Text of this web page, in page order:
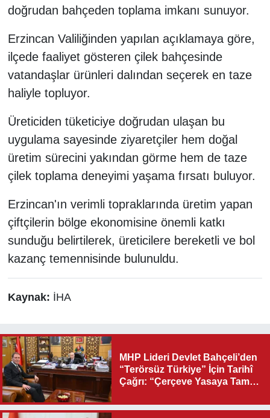
doğrudan bahçeden toplama imkanı sunuyor.
Erzincan Valiliğinden yapılan açıklamaya göre,
ilçede faaliyet gösteren çilek bahçesinde
vatandaşlar ürünleri dalından seçerek en taze
haliyle topluyor.
Üreticiden tüketiciye doğrudan ulaşan bu
uygulama sayesinde ziyaretçiler hem doğal
üretim sürecini yakından görme hem de taze
çilek toplama deneyimi yaşama fırsatı buluyor.
Erzincan'ın verimli topraklarında üretim yapan
çiftçilerin bölge ekonomisine önemli katkı
sunduğu belirtilerek, üreticilere bereketli ve bol
kazanç temennisinde bulunuldu.
Kaynak: İHA
MHP Lideri Devlet Bahçeli’den
“Terörsüz Türkiye” İçin Tarihî
Çağrı: “Çerçeve Yasaya Tam